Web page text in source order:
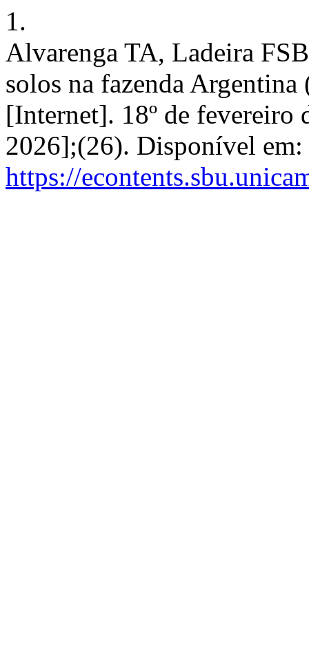
1.
Alvarenga TA, Ladeira
solos na fazenda
[Internet]. 18º de fevereiro
2026];(26). Disponível em:
https://